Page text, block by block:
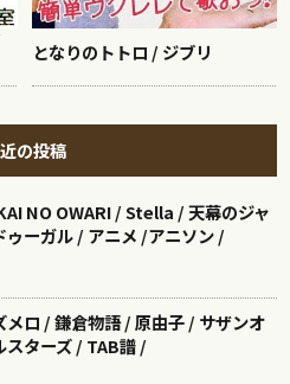
となりのトトロ / ジブリ
の投稿
NO OWARI / Stella / 天幕のジャ
ゥーガル / アニメ /アニソン /
メロ / 鎌倉物語 / 原由子 / サザンオ
スターズ / TAB譜 /